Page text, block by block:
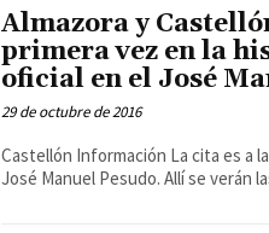
Almazora y
primera vez en la
oficial en el José
29 de octubre de 2016
Castellón Información La cita es a
José Manuel Pesudo. Allí se verán